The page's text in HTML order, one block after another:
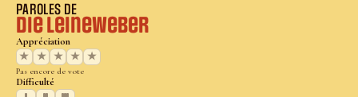
PAROLES DE
Die Leineweber
Appréciation
★
★ ★ ★ ★
Pas encore de vote
Difficulté